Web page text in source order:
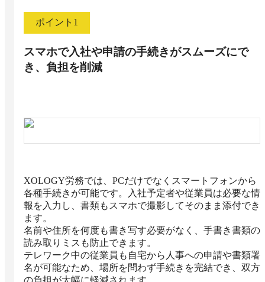
ポイント 1
スマホで入社や申請の手続きがスムーズにで
き、負担を削減
XOLOGY労務では、PCだけでなくスマートフォンから
各種手続きが可能です。入社予定者や従業員は必要な情
報を入力し、書類もスマホで撮影してそのまま添付でき
ます。
名前や住所を何度も書き写す必要がなく、手書き書類の
読み取りミスも防止できます。
テレワーク中の従業員も自宅から人事への申請や書類署
名が可能なため、場所を問わず手続きを完結でき、双方